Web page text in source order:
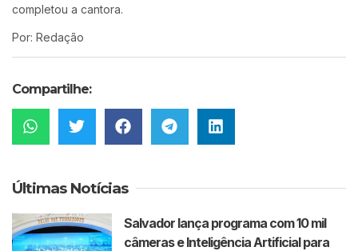
completou a cantora.
Por: Redação
Compartilhe:
Últimas Notícias
Salvador lança programa com 10 mil
câmeras e Inteligência Artificial para